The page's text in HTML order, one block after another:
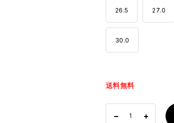
26.5 27.0
30.0
送料無料